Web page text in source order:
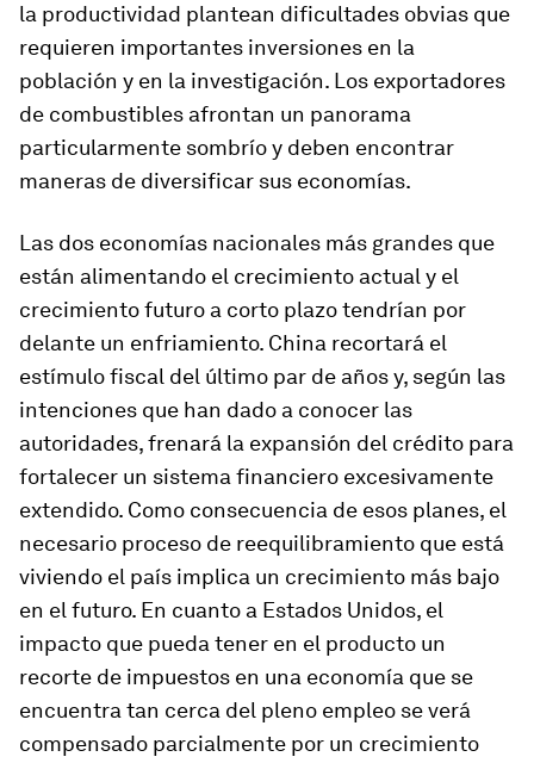
la productividad plantean dificultades obvias que
requieren importantes inversiones en la
población y en la investigación. Los exportadores
de combustibles afrontan un panorama
particularmente sombrío y deben encontrar
maneras de diversificar sus economías.
Las dos economías nacionales más grandes que
están alimentando el crecimiento actual y el
crecimiento futuro a corto plazo tendrían por
delante un enfriamiento. China recortará el
estímulo fiscal del último par de años y, según las
intenciones que han dado a conocer las
autoridades, frenará la expansión del crédito para
fortalecer un sistema financiero excesivamente
extendido. Como consecuencia de esos planes, el
necesario proceso de reequilibramiento que está
viviendo el país implica un crecimiento más bajo
en el futuro. En cuanto a Estados Unidos, el
impacto que pueda tener en el producto un
recorte de impuestos en una economía que se
encuentra tan cerca del pleno empleo se verá
compensado parcialmente por un crecimiento